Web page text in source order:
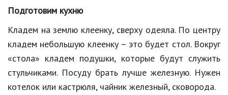
Юриспруденция
Природа
Образование
Подготовим кухню
Кладем на землю клеенку, сверху одеяла. По центру
кладем небольшую клеенку – это будет стол. Вокруг
«стола» кладем подушки, которые будут служить
стульчиками. Посуду брать лучше железную. Нужен
котелок или кастрюля, чайник железный, сковорода.